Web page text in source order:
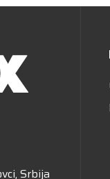
Srbija